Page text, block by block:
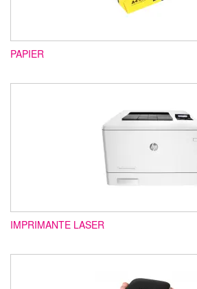
PAPIER
IMPRIMANTE LASER